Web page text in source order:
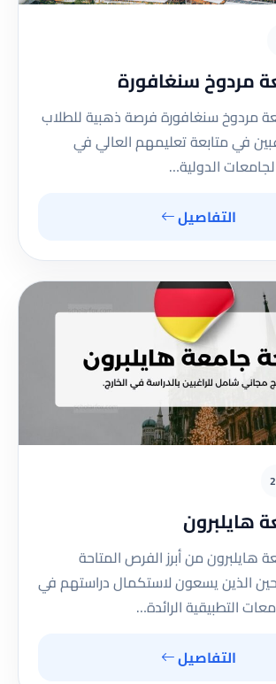
مردوخ سنغافورة
مردوخ سنغافورة فرصة ذهبية للطلاب
في متابعة تعليمهم العالي في
الدولية…
التفاصيل
هايلبرون
هايلبرون من أبرز الفرص المتاحة
الذين يسعون لاستكمال دراستهم في
التطبيقية الرائدة…
التفاصيل